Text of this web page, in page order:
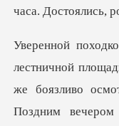
же боязливо